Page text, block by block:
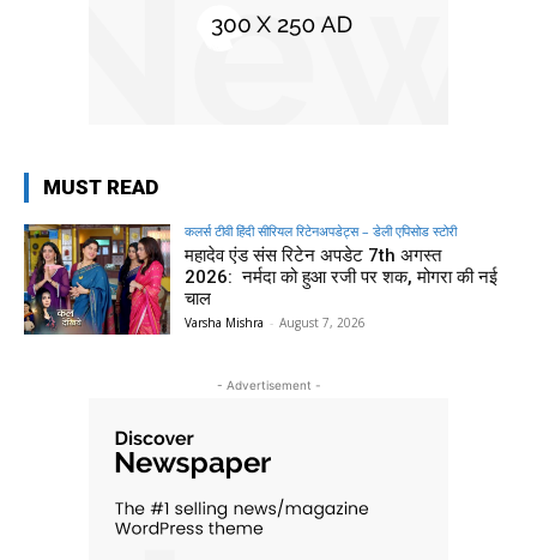
MUST READ
कलर्स टीवी हिंदी सीरियल रिटेनअपडेट्स – डेली एपिसोड स्टोरी
महादेव एंड संस रिटेन अपडेट 7th अगस्त
2026: नर्मदा को हुआ रजी पर शक, मोगरा की नई
चाल
Varsha Mishra - August 7, 2026
- Advertisement -